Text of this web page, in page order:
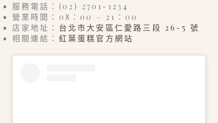
服務電話：(02) 2701-1234
營業時間：08：00 – 21：00
店家地址： 台北市大安區仁愛路三段 26-5 號
相關連結： 紅葉蛋糕官方網站